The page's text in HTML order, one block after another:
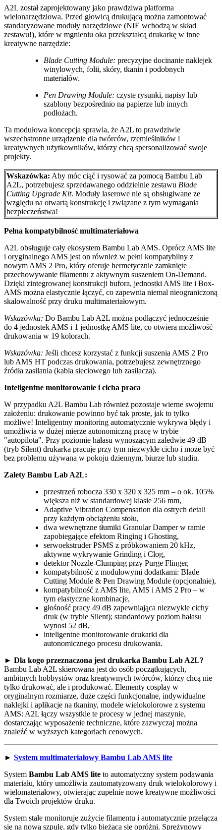
A2L został zaprojektowany jako prawdziwa platforma
wielonarzędziowa. Przed głowicą drukującą można zamontować
standaryzowane moduły narzędziowe (NIE wchodzą w skład
zestawu!), które w mgnieniu oka przekształcą drukarkę w inne
kreatywne narzędzie:
Blade Cutting Module: precyzyjne docinanie naklejek
winylowych, folii, skóry, tkanin i podobnych
materiałów.
Pen Drawing Module: czyste rysunki, napisy lub
szablony bezpośrednio na papierze lub innych
podłożach.
Ta modułowa koncepcja sprawia, że A2L to prawdziwie
wszechstronne urządzenie dla twórców, rzemieślników i
kreatywnych użytkowników, którzy chcą spersonalizować swoje
projekty.
Wskazówka: Aby móc ciąć i rysować za pomocą Bambu Lab
A2L, potrzebujesz sprzedawanego oddzielnie zestawu Blade
Cutting Upgrade Kit. Moduły laserowe nie są obsługiwane ze
względu na otwartą konstrukcję i związane z tym wymagania
bezpieczeństwa!
Pełna kompatybilność multimateriałowa
A2L obsługuje cały ekosystem Bambu Lab AMS. Oprócz AMS lite
i oryginalnego AMS jest on również w pełni kompatybilny z
nowym AMS 2 Pro, który oferuje hermetycznie zamknięte
przechowywanie filamentu z aktywnym suszeniem On-Demand.
Dzięki zintegrowanej konstrukcji bufora, jednostki AMS lite i Box-
AMS można elastycznie łączyć, co zapewnia niemal nieograniczoną
skalowalność przy druku multimateriałowym.
Wskazówka: Do Bambu Lab A2L można podłączyć jednocześnie
do 4 jednostek AMS i 1 jednostkę AMS lite, co otwiera możliwość
drukowania w 19 kolorach.
Wskazówka: Jeśli chcesz korzystać z funkcji suszenia AMS 2 Pro
lub AMS HT podczas drukowania, potrzebujesz zewnętrznego
źródła zasilania (kabla sieciowego lub zasilacza).
Inteligentne monitorowanie i cicha praca
W przypadku A2L Bambu Lab również pozostaje wierne swojemu
założeniu: drukowanie powinno być tak proste, jak to tylko
możliwe! Inteligentny monitoring automatycznie wykrywa błędy i
umożliwia w dużej mierze autonomiczną pracę w trybie
"autopilota". Przy poziomie hałasu wynoszącym zaledwie 49 dB
(tryb Silent) drukarka pracuje przy tym niezwykle cicho i może być
bez problemu używana w pokoju dziennym, biurze lub studiu.
Zalety Bambu Lab A2L:
przestrzeń robocza 330 x 320 x 325 mm – o ok. 105%
większa niż w standardowej klasie 256 mm,
Adaptive Vibration Compensation dla ostrych detali
przy każdym obciążeniu stołu,
dwa wewnętrzne tłumiki Granular Damper w ramie
zapobiegające efektom Ringing i Ghosting,
serwoekstruder PSMS z próbkowaniem 20 kHz,
aktywne wykrywanie Grinding i Clog,
detektor Nozzle-Clumping przy Purge Flinger,
kompatybilność z modułowymi dodatkami: Blade
Cutting Module & Pen Drawing Module (opcjonalnie),
kompatybilność z AMS lite, AMS i AMS 2 Pro – w
tym elastyczne kombinacje,
głośność pracy 49 dB zapewniająca niezwykle cichy
druk (w trybie Silent); standardowy poziom hałasu
wynosi 52 dB,
inteligentne monitorowanie drukarki dla
autonomicznego procesu drukowania.
► Dla kogo przeznaczona jest drukarka Bambu Lab A2L?
Bambu Lab A2L skierowana jest do osób początkujących,
ambitnych hobbystów oraz kreatywnych twórców, którzy chcą nie
tylko drukować, ale i produkować. Elementy cosplay w
oryginalnym rozmiarze, duże części funkcjonalne, indywidualne
naklejki i aplikacje na tkaniny, modele wielokolorowe z systemu
AMS: A2L łączy wszystkie te procesy w jednej maszynie,
dostarczając wyposażenie techniczne, które zazwyczaj można
znaleźć w wyższych kategoriach cenowych.
► System multimateriałowy Bambu Lab AMS lite
System Bambu Lab AMS lite to automatyczny system podawania
materiału, który umożliwia zautomatyzowany druk wielokolorowy i
wielomateriałowy, otwierając zupełnie nowe kreatywne możliwości
dla Twoich projektów druku.
System stale monitoruje zużycie filamentu i automatycznie przełącza
się na nową szpulę, gdy tylko bieżąca się opróżni. Sprężynowy